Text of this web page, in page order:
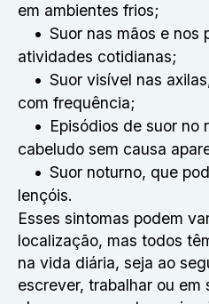
em ambientes frios;
Suor nas mãos e nos
atividades cotidianas;
Suor visível nas
com frequência;
Episódios de suor no
cabeludo sem causa
Suor noturno, que
lençóis.
Esses sintomas podem
localização, mas todos
na vida diária, seja ao
escrever, trabalhar ou em